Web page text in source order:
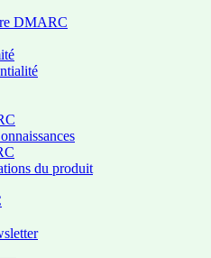
DMARC
du produit